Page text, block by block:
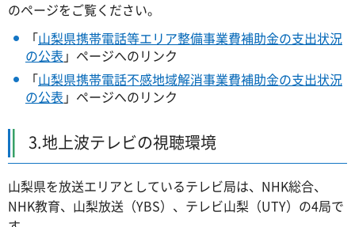
のページをご覧ください。
「山梨県携帯電話等エリア整備事業費補助金の支出状況
の公表 」ページへのリンク
「山梨県携帯電話不感地域解消事業費補助金の支出状況
の公表 」ページへのリンク
3.地上波テレビの視聴環境
山梨県を放送エリアとしているテレビ局は、NHK総合、
NHK教育、山梨放送（YBS）、テレビ山梨（UTY）の4局で